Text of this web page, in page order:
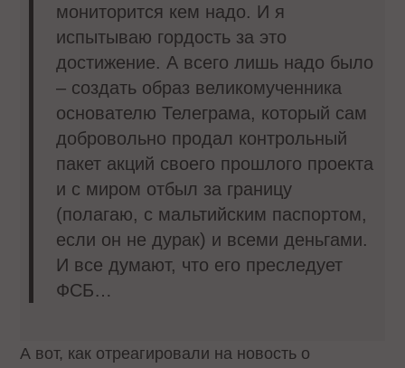
мониторится кем надо. И я
испытываю гордость за это
достижение. А всего лишь надо было
– создать образ великомученника
основателю Телеграма, который сам
добровольно продал контрольный
пакет акций своего прошлого проекта
и с миром отбыл за границу
(полагаю, с мальтийским паспортом,
если он не дурак) и всеми деньгами.
И все думают, что его преследует
ФСБ…
А вот, как отреагировали на новость о